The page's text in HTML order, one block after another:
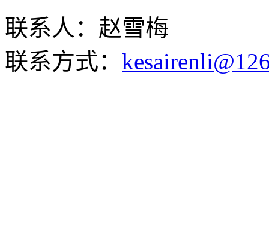
联系人：赵雪梅
联系方式：